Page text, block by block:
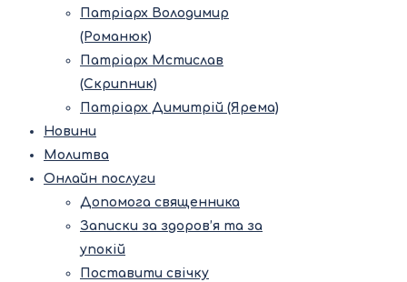
Патріарх Володимир
(Романюк)
Патріарх Мстислав
(Скрипник)
Патріарх Димитрій (Ярема)
Новини
Молитва
Онлайн послуги
Допомога священника
Записки за здоров’я та за
упокій
Поставити свічку